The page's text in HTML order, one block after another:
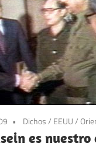
Dichos/ EEUU/
es nuestro